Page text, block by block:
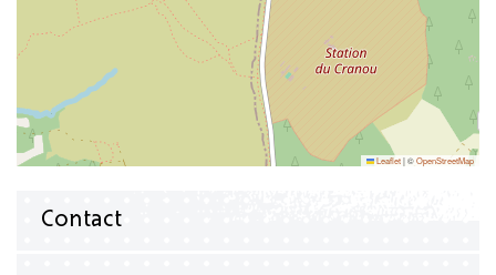
Leaflet|©OpenStreetMap
Contact